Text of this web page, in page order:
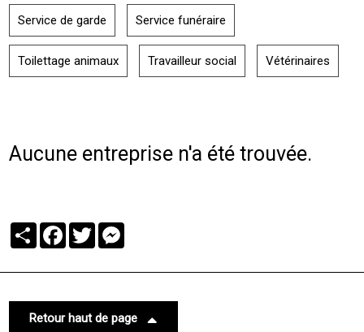
Service de garde Service funéraire
Toilettage animaux Travailleur social Vétérinaires
Aucune entreprise n'a été trouvée.
PartagerFacebook
Twitter
Retour haut de page